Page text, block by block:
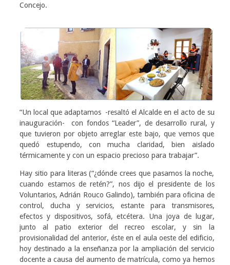
Concejo.
“Un local que adaptamos -resaltó el Alcalde en el acto de su
inauguración- con fondos “Leader”, de desarrollo rural, y
que tuvieron por objeto arreglar este bajo, que vemos que
quedó estupendo, con mucha claridad, bien aislado
térmicamente y con un espacio precioso para trabajar”.
Hay sitio para literas (“¿dónde crees que pasamos la noche,
cuando estamos de retén?”, nos dijo el presidente de los
Voluntarios, Adrián Rouco Galindo), también para oficina de
control, ducha y servicios, estante para transmisores,
efectos y dispositivos, sofá, etcétera. Una joya de lugar,
junto al patio exterior del recreo escolar, y sin la
provisionalidad del anterior, éste en el aula oeste del edificio,
hoy destinado a la enseñanza por la ampliación del servicio
docente a causa del aumento de matrícula, como ya hemos